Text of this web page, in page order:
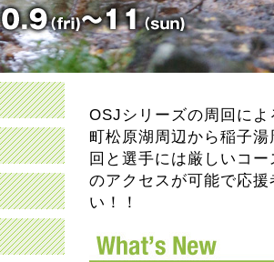
OSJシリーズの周回に
町松原湖周辺から稲子
回と選手には厳しいコ
のアクセスが可能で応
い！！